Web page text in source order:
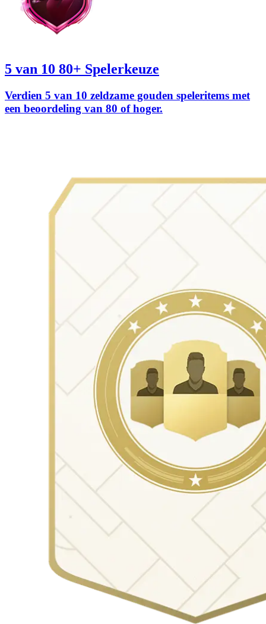
5 van 10 80+ Spelerkeuze
Verdien 5 van 10 zeldzame gouden speleritems met
een beoordeling van 80 of hoger.